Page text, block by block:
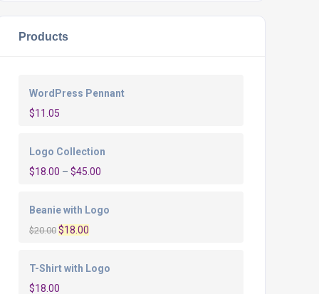
Products
WordPress Pennant
$11.05
Logo Collection
$18.00 – $45.00
Beanie with Logo
$20.00 O
original
$18.00
T-Shirt with Logo
$18.00